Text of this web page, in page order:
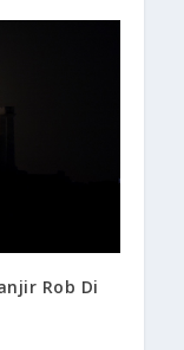
Rob Di